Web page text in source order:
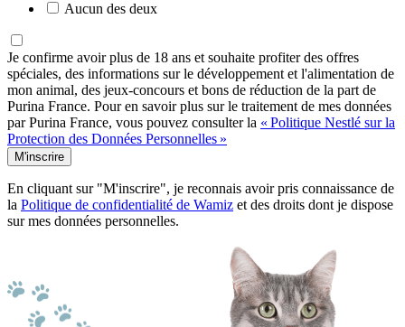
Aucun des deux
Je confirme avoir plus de 18 ans et souhaite profiter des offres
spéciales, des informations sur le développement et l'alimentation de
mon animal, des jeux-concours et bons de réduction de la part de
Purina France. Pour en savoir plus sur le traitement de mes données
par Purina France, vous pouvez consulter la « Politique Nestlé sur la
Protection des Données Personnelles »
M'inscrire
En cliquant sur "M'inscrire", je reconnais avoir pris connaissance de
la Politique de confidentialité de Wamiz et des droits dont je dispose
sur mes données personnelles.